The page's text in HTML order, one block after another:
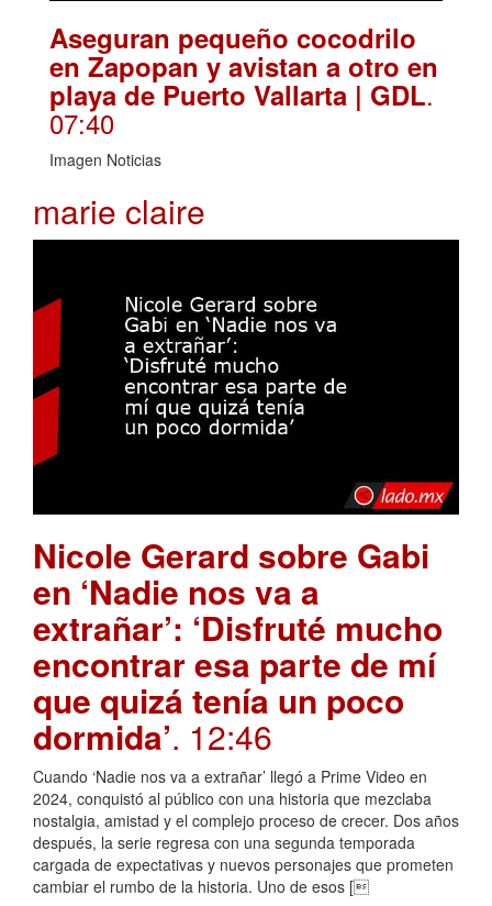
Aseguran pequeño cocodrilo
en Zapopan y avistan a otro en
playa de Puerto Vallarta | GDL.
07:40
Imagen Noticias
marie claire
Nicole Gerard sobre Gabi
en ‘Nadie nos va a
extrañar’: ‘Disfruté mucho
encontrar esa parte de mí
que quizá tenía un poco
dormida’. 12:46
Cuando ‘Nadie nos va a extrañar’ llegó a Prime Video en
2024, conquistó al público con una historia que mezclaba
nostalgia, amistad y el complejo proceso de crecer. Dos años
después, la serie regresa con una segunda temporada
cargada de expectativas y nuevos personajes que prometen
cambiar el rumbo de la historia. Uno de esos [